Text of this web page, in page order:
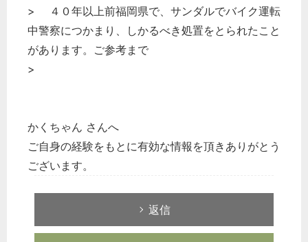
> ４０年以上前福岡県で、サンダルでバイク運転
中警察につかまり、しかるべき処置をとられたこと
があります。ご参考まで
>
かくちゃん さんへ
ご自身の経験をもとに有効な情報を頂きありがとう
ございます。
返信